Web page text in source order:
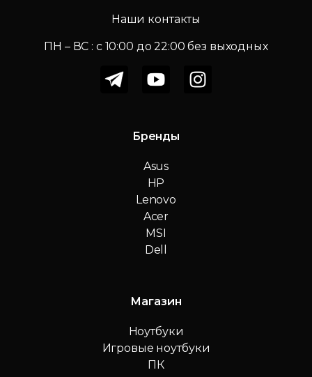
Наши контакты
ПН – ВС : c 10:00 до 22:00 без выходных
Бренды
Asus
HP
Lenovo
Acer
MSI
Dell
Магазин
Ноутбуки
Игровые ноутбуки
ПК